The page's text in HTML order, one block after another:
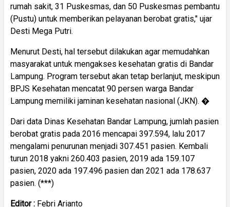
rumah sakit, 31 Puskesmas, dan 50 Puskesmas pembantu
(Pustu) untuk memberikan pelayanan berobat gratis," ujar
Desti Mega Putri.
Menurut Desti, hal tersebut dilakukan agar memudahkan
masyarakat untuk mengakses kesehatan gratis di Bandar
Lampung. Program tersebut akan tetap berlanjut, meskipun
BPJS Kesehatan mencatat 90 persen warga Bandar
Lampung memiliki jaminan kesehatan nasional (JKN). �
Dari data Dinas Kesehatan Bandar Lampung, jumlah pasien
berobat gratis pada 2016 mencapai 397.594, lalu 2017
mengalami penurunan menjadi 307.451 pasien. Kembali
turun 2018 yakni 260.403 pasien, 2019 ada 159.107
pasien, 2020 ada 197.496 pasien dan 2021 ada 178.637
pasien. (***)
Editor : Febri Arianto